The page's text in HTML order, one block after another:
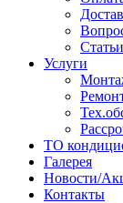
Статьи
Услуги
ТО
Галерея
Новости/
Контакты